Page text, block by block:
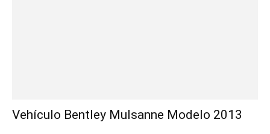
Vehículo Bentley Mulsanne Modelo 2013